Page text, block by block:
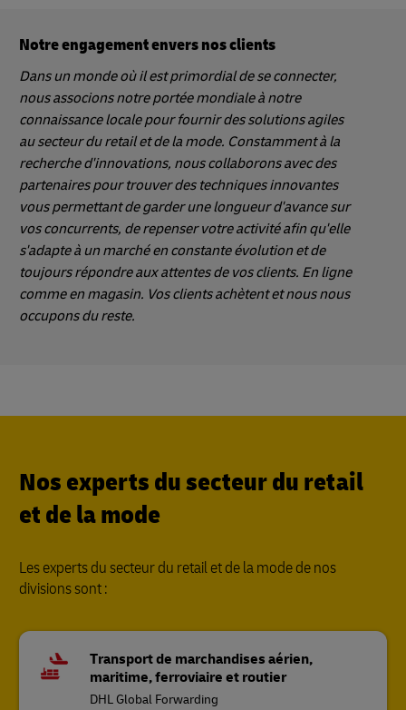
Notre engagement envers nos clients
Dans un monde où il est primordial de se connecter,
nous associons notre portée mondiale à notre
connaissance locale pour fournir des solutions agiles
au secteur du retail et de la mode. Constamment à la
recherche d'innovations, nous collaborons avec des
partenaires pour trouver des techniques innovantes
vous permettant de garder une longueur d'avance sur
vos concurrents, de repenser votre activité afin qu'elle
s'adapte à un marché en constante évolution et de
toujours répondre aux attentes de vos clients. En ligne
comme en magasin. Vos clients achètent et nous nous
occupons du reste.
Nos experts du secteur du retail
et de la mode
Les experts du secteur du retail et de la mode de nos
divisions sont :
Transport de marchandises aérien,
maritime, ferroviaire et routier
DHL Global Forwarding